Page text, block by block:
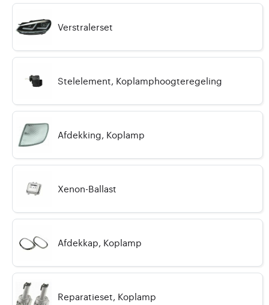
Verstralerset
Stelelement, Koplamphoogteregeling
Afdekking, Koplamp
Xenon-Ballast
Afdekkap, Koplamp
Reparatieset, Koplamp